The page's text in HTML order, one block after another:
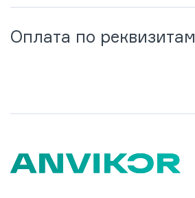
Оплата по реквизитам